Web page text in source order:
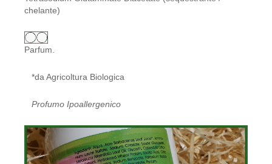
chelante)
Parfum.
*da Agricoltura Biologica
Profumo Ipoallergenico